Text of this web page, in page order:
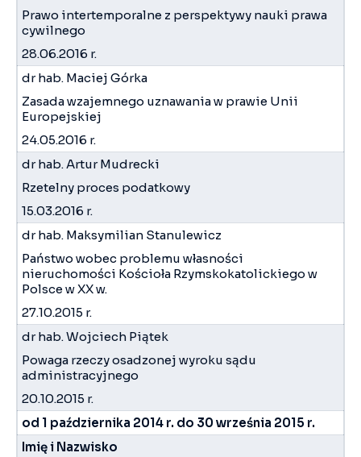
Prawo intertemporalne z perspektywy nauki prawa
cywilnego
28.06.2016 r.
dr hab. Maciej Górka
Zasada wzajemnego uznawania w prawie Unii
Europejskiej
24.05.2016 r.
dr hab. Artur Mudrecki
Rzetelny proces podatkowy
15.03.2016 r.
dr hab. Maksymilian Stanulewicz
Państwo wobec problemu własności
nieruchomości Kościoła Rzymskokatolickiego w
Polsce w XX w.
27.10.2015 r.
dr hab. Wojciech Piątek
Powaga rzeczy osadzonej wyroku sądu
administracyjnego
20.10.2015 r.
od 1 października 2014 r. do 30 września 2015 r.
Imię i Nazwisko